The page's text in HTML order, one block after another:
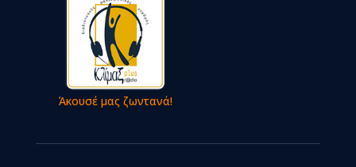
Άκουσέ μας ζωντανά!